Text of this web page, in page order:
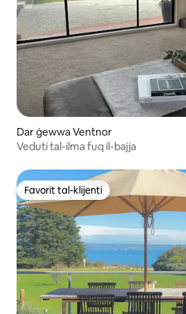
Dar ġewwa Ventnor
Veduti tal-ilma fuq il-bajja
Favorit tal-klijenti
Favorit tal-klijenti